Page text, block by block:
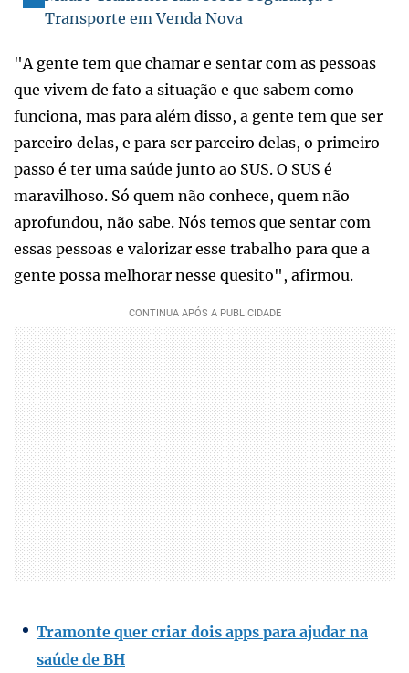
Transporte em Venda Nova
"A gente tem que chamar e sentar com as pessoas
que vivem de fato a situação e que sabem como
funciona, mas para além disso, a gente tem que ser
parceiro delas, e para ser parceiro delas, o primeiro
passo é ter uma saúde junto ao SUS. O SUS é
maravilhoso. Só quem não conhece, quem não
aprofundou, não sabe. Nós temos que sentar com
essas pessoas e valorizar esse trabalho para que a
gente possa melhorar nesse quesito", afirmou.
Tramonte quer criar dois apps para ajudar na
saúde de BH